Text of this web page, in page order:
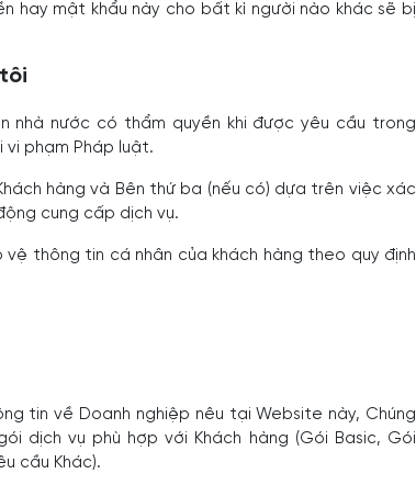
hay mật khẩu này cho bất kì người nào khác sẽ bị
nước có thẩm quyền khi được yêu cầu trong
phạm Pháp luật.
hàng và Bên thứ ba (nếu có) dựa trên việc xác
cung cấp dịch vụ.
thông tin cá nhân của khách hàng theo quy định
tin về Doanh nghiệp nêu tại Website này, Chúng
vụ phù hợp với Khách hàng (Gói Basic, Gói
cầu Khác).